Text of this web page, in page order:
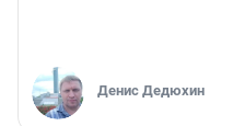
Денис Дедюхин